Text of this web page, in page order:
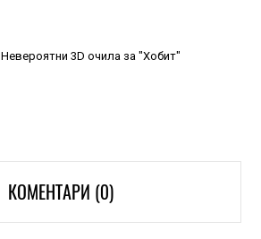
Невероятни 3D очила за "Хобит"
КОМЕНТАРИ (0)